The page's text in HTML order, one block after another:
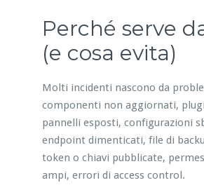
Perché serve
(e cosa evita)
Molti incidenti nascono da
componenti non aggiornati,
pannelli esposti, configurazioni
endpoint dimenticati, file di
token o chiavi pubblicate,
ampi, errori di access control.